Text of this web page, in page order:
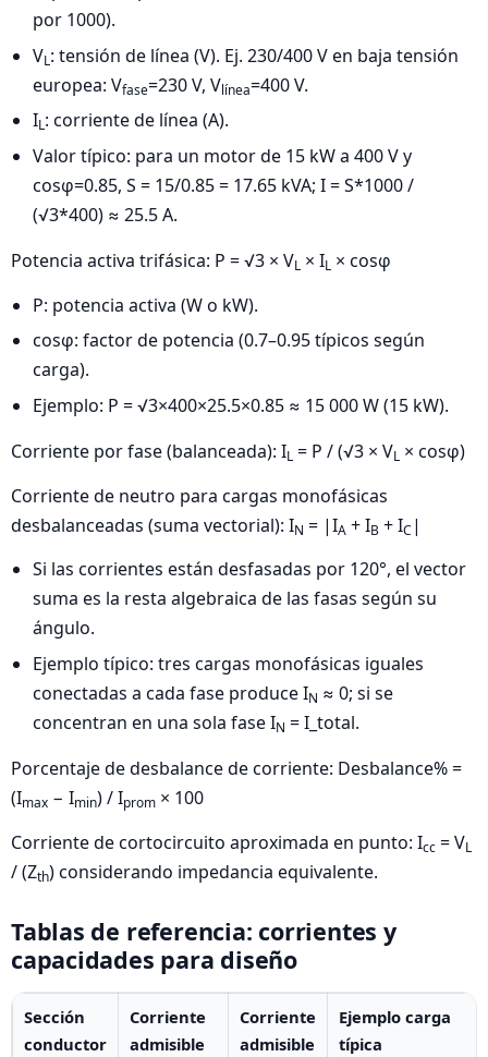
por 1000).
VL: tensión de línea (V). Ej. 230/400 V en baja tensión
europea: Vfase=230 V, Vlínea=400 V.
IL: corriente de línea (A).
Valor típico: para un motor de 15 kW a 400 V y
cosφ=0.85, S = 15/0.85 = 17.65 kVA; I = S*1000 /
(√3*400) ≈ 25.5 A.
Potencia activa trifásica: P = √3 × VL × IL × cosφ
P: potencia activa (W o kW).
cosφ: factor de potencia (0.7–0.95 típicos según
carga).
Ejemplo: P = √3×400×25.5×0.85 ≈ 15 000 W (15 kW).
Corriente por fase (balanceada): IL = P / (√3 × VL × cosφ)
Corriente de neutro para cargas monofásicas
desbalanceadas (suma vectorial): IN = |IA + IB + IC |
Si las corrientes están desfasadas por 120°, el vector
suma es la resta algebraica de las fasas según su
ángulo.
Ejemplo típico: tres cargas monofásicas iguales
conectadas a cada fase produce IN ≈ 0; si se
concentran en una sola fase IN = I_total.
Porcentaje de desbalance de corriente: Desbalance% =
(Imax − Imin) / Iprom × 100
Corriente de cortocircuito aproximada en punto: Icc = VL
/ (Zth) considerando impedancia equivalente.
Tablas de referencia: corrientes y
capacidades para diseño
Sección
conductor
Corriente
admisible
Corriente
admisible
Ejemplo carga
típica